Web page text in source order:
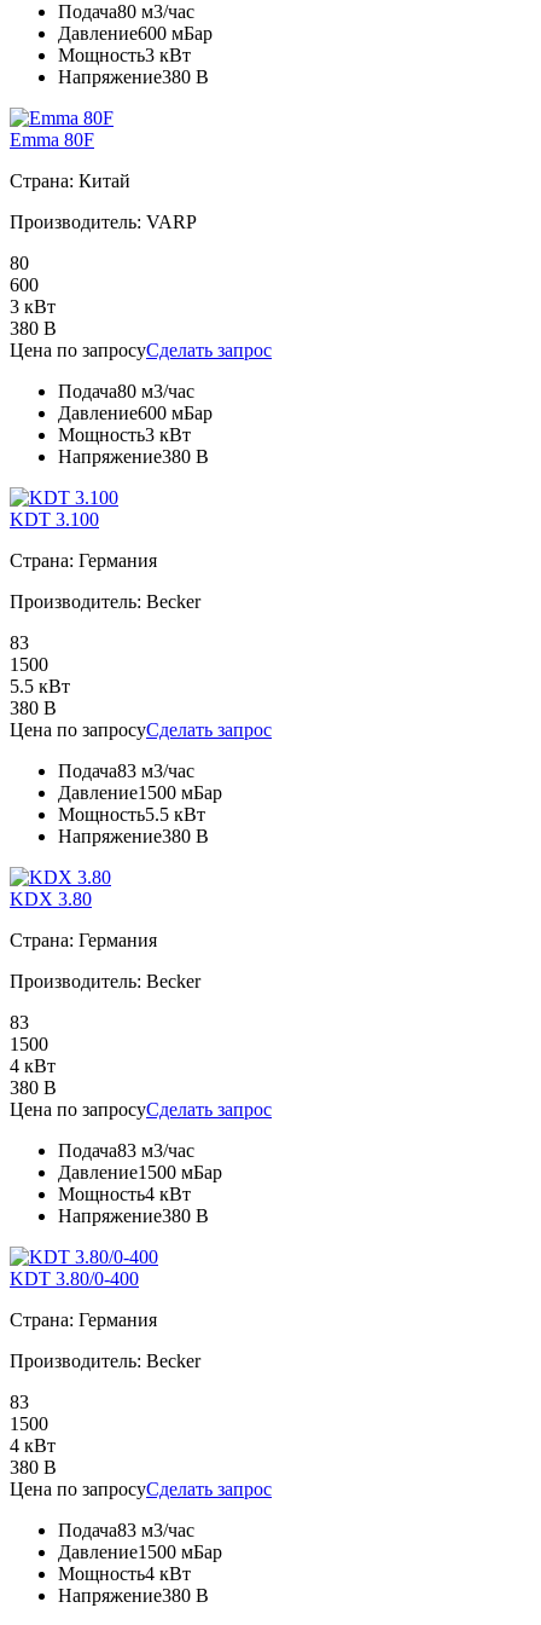
Подача80 м3/час
Давление600 мБар
Мощность3 кВт
Напряжение380 В
Emma 80F
Страна: Китай
Производитель: VARP
80
600
3 кВт
380 В
Цена по запросуСделать запрос
Подача80 м3/час
Давление600 мБар
Мощность3 кВт
Напряжение380 В
KDT 3.100
Страна: Германия
Производитель: Becker
83
1500
5.5 кВт
380 В
Цена по запросуСделать запрос
Подача83 м3/час
Давление1500 мБар
Мощность5.5 кВт
Напряжение380 В
KDX 3.80
Страна: Германия
Производитель: Becker
83
1500
4 кВт
380 В
Цена по запросуСделать запрос
Подача83 м3/час
Давление1500 мБар
Мощность4 кВт
Напряжение380 В
KDT 3.80/0-400
Страна: Германия
Производитель: Becker
83
1500
4 кВт
380 В
Цена по запросуСделать запрос
Подача83 м3/час
Давление1500 мБар
Мощность4 кВт
Напряжение380 В